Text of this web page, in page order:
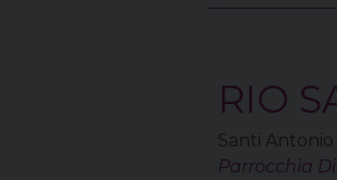
RIO
Santi Antonio
Parrocchia